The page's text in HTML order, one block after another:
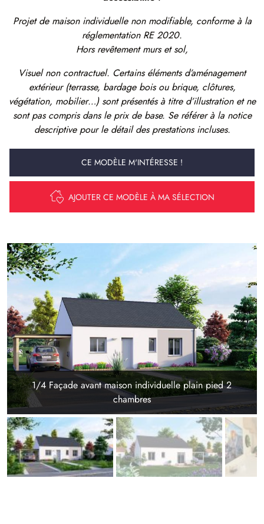
Projet de maison individuelle non modifiable, conforme à la
réglementation RE 2020.
Hors revêtement murs et sol,
Visuel non contractuel. Certains éléments d’aménagement
extérieur (terrasse, bardage bois ou brique, clôtures,
végétation, mobilier…) sont présentés à titre d’illustration et ne
sont pas compris dans le prix de base. Se référer à la notice
descriptive pour le détail des prestations incluses.
CE MODÈLE M'INTÉRESSE !
AJOUTER CE MODÈLE À MA SÉLECTION
1/4 Façade avant maison individuelle plain pied 2
chambres